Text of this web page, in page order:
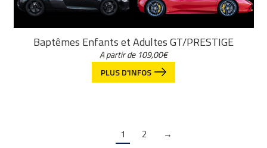
Baptêmes Enfants et Adultes GT/PRESTIGE
A partir de 109,00€
PLUS D'INFOS
1 2 →